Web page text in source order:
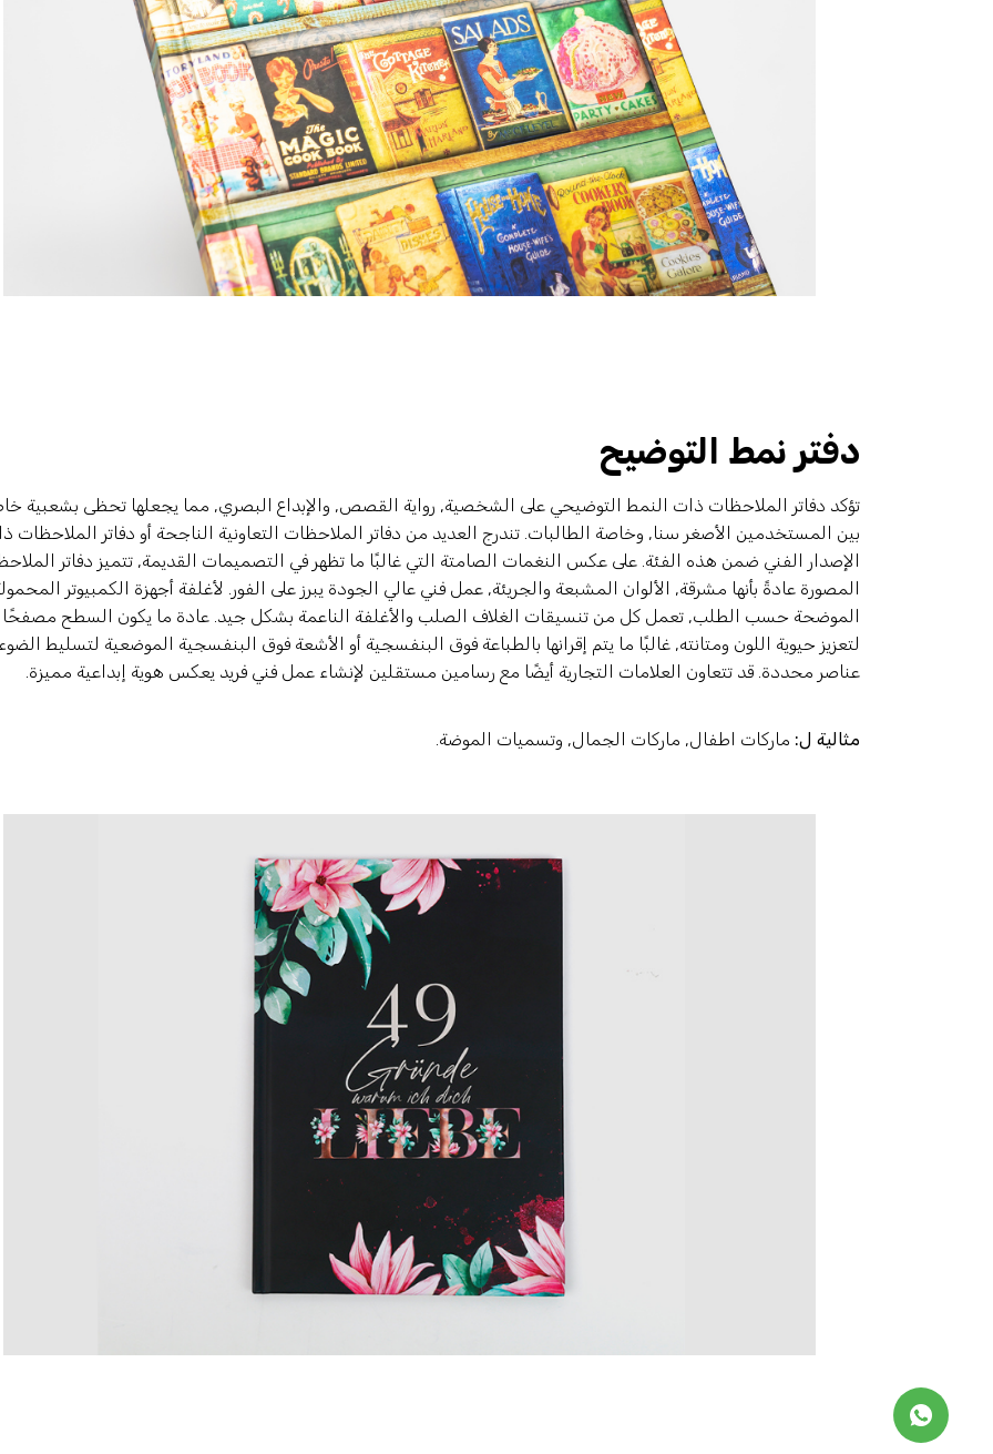
دفتر نمط التوضيح
تؤكد دفاتر الملاحظات ذات النمط التوضيحي على الشخصية, رواية القصص, والإبداع البصري, مما يجعلها تحظى بشعبية
بين المستخدمين الأصغر سنا, وخاصة الطالبات. تندرج العديد من دفاتر الملاحظات التعاونية الناجحة أو دفاتر الملاحظات
الإصدار الفني ضمن هذه الفئة. على عكس النغمات الصامتة التي غالبًا ما تظهر في التصميمات القديمة, تتميز دفاتر
المصورة عادةً بأنها مشرقة, الألوان المشبعة والجريئة, عمل فني عالي الجودة يبرز على الفور. لأغلفة أجهزة الكمبيوتر
الموضحة حسب الطلب, تعمل كل من تنسيقات الغلاف الصلب والأغلفة الناعمة بشكل جيد. عادة ما يكون السطح مصفحًا
لتعزيز حيوية اللون ومتانته, غالبًا ما يتم إقرانها بالطباعة فوق البنفسجية أو الأشعة فوق البنفسجية الموضعية لتسليط
عناصر محددة. قد تتعاون العلامات التجارية أيضًا مع رسامين مستقلين لإنشاء عمل فني فريد يعكس هوية إبداعية مميزة.
مثالية ل: ماركات اطفال, ماركات الجمال, وتسميات الموضة.